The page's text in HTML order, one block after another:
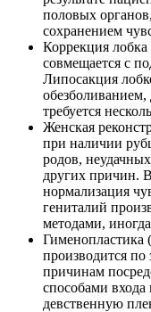
половых
сохранением
Коррекция
совмещается с
Липосакция
обезболиванием,
требуется
Женская
при наличии
родов,
других причин.
нормализация
гениталий
методами,
Гименопластика
производится
причинам
способами
девственную